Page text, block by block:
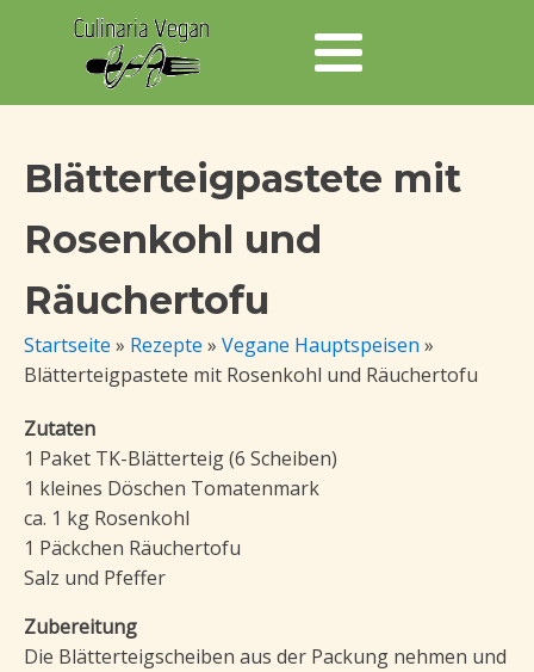
Blätterteigpastete mit
Rosenkohl und
Räuchertofu
Startseite » Rezepte » Vegane Hauptspeisen »
Blätterteigpastete mit Rosenkohl und Räuchertofu
Zutaten
1 Paket TK-Blätterteig (6 Scheiben)
1 kleines Döschen Tomatenmark
ca. 1 kg Rosenkohl
1 Päckchen Räuchertofu
Salz und Pfeffer
Zubereitung
Die Blätterteigscheiben aus der Packung nehmen und